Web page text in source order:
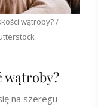
wątroby? /
wątroby?
na szeregu